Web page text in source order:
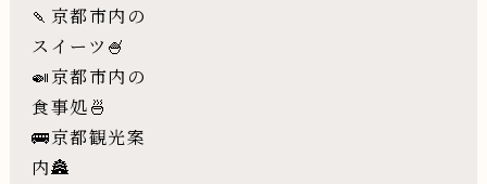
🍡京都市内の
スイーツ🍧
🍛京都市内の
食事処🍜
🚌京都観光案
内🏯